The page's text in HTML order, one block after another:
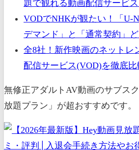
題で観れる動画配信サービス
VODでNHKが観たい！「U-
デマンド」と「通常契約」
全8社！新作映画のネットレ
配信サービス(VOD)を徹底比
無修正アダルトAV動画のサブス
放題プラン」が超おすすめです。